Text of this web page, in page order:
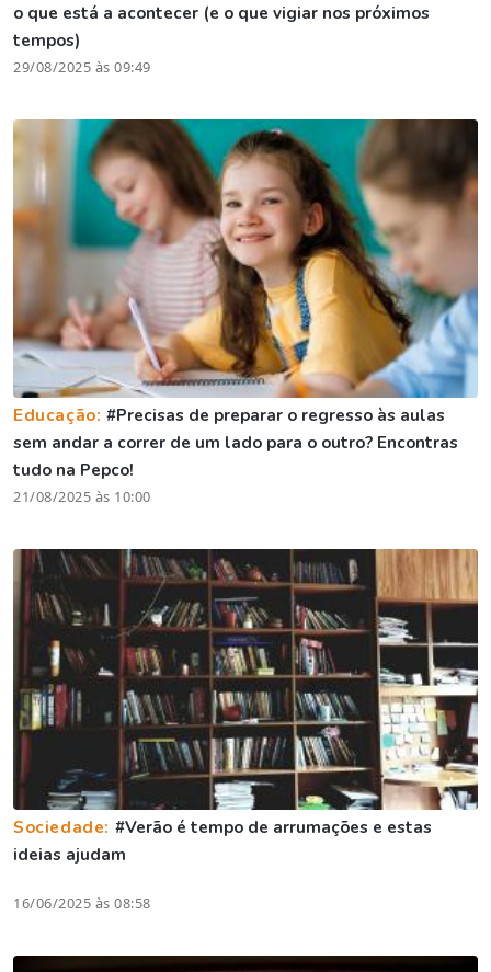
o que está a acontecer (e o que vigiar nos próximos
tempos)
29/08/2025 às 09:49
Educação:#Precisas de preparar o regresso às aulas
sem andar a correr de um lado para o outro? Encontras
tudo na Pepco!
21/08/2025 às 10:00
Sociedade: #Verão é tempo de arrumações e estas
ideias ajudam
16/06/2025 às 08:58